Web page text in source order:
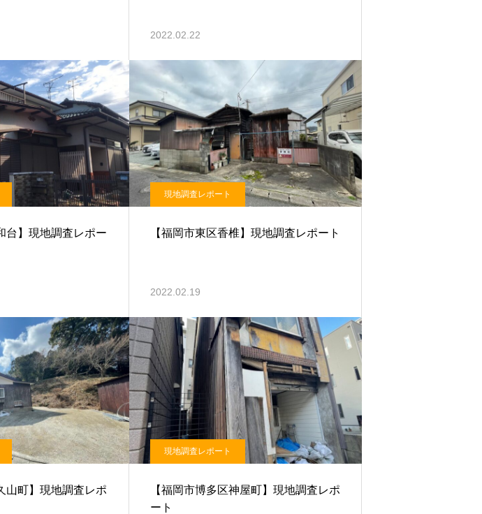
2022.02.22
台】現地調査レポー
現地調査レポート
【福岡市東区香椎】現地調査レポート
2022.02.19
山町】現地調査レポ
現地調査レポート
【福岡市博多区神屋町】現地調査レポ
ート